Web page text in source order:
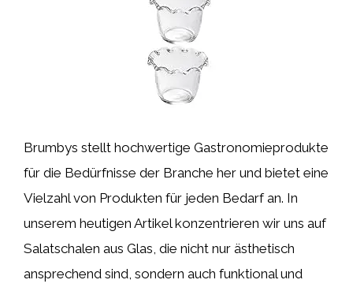
Brumbys stellt hochwertige Gastronomieprodukte
für die Bedürfnisse der Branche her und bietet eine
Vielzahl von Produkten für jeden Bedarf an. In
unserem heutigen Artikel konzentrieren wir uns auf
Salatschalen aus Glas, die nicht nur ästhetisch
ansprechend sind, sondern auch funktional und